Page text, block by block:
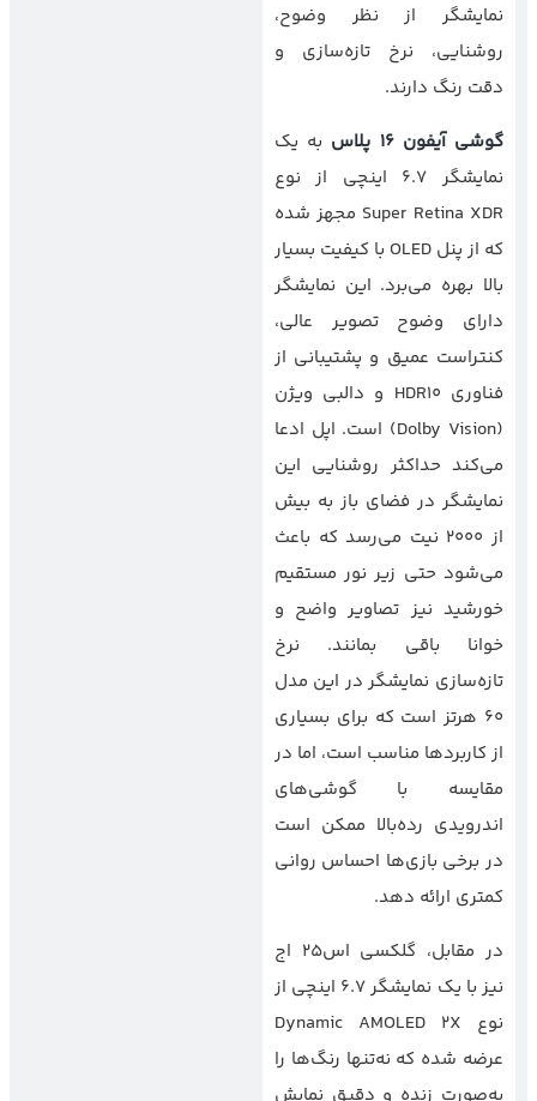
نمایشگر از نظر وضوح،
روشنایی، نرخ تازه‌سازی و
دقت رنگ دارند.
گوشی آیفون 16 پلاس
به یک
نمایشگر 6.7 اینچی از نوع
Super Retina XDR مجهز شده
که از پنل OLED با کیفیت بسیار
بالا بهره می‌برد. این نمایشگر
دارای وضوح تصویر عالی،
کنتراست عمیق و پشتیبانی از
فناوری HDR10 و دالبی ویژن
(Dolby Vision) است. اپل ادعا
می‌کند حداکثر روشنایی این
نمایشگر در فضای باز به بیش
از 2000 نیت می‌رسد که باعث
می‌شود حتی زیر نور مستقیم
خورشید نیز تصاویر واضح و
خوانا باقی بمانند. نرخ
تازه‌سازی نمایشگر در این مدل
60 هرتز است که برای بسیاری
از کاربردها مناسب است، اما در
مقایسه با گوشی‌های
اندرویدی رده‌بالا ممکن است
در برخی بازی‌ها احساس روانی
کمتری ارائه دهد.
در مقابل، گلکسی اس25 اج
نیز با یک نمایشگر 6.7 اینچی از
نوع Dynamic AMOLED 2X
عرضه شده که نه‌تنها رنگ‌ها را
به‌صورت زنده و دقیق نمایش